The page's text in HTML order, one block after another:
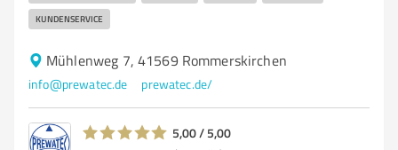
KUNDENSERVICE
Mühlenweg 7, 41569 Rommerskirchen
info@prewatec.de prewatec.de/
5,00 / 5,00